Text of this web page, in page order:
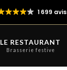
1 699 avis
LE RESTAURANT
Brasserie festive